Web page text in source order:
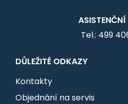
Tel.: 499
DŮLEŽITÉ ODKAZY
Kontakty
Objednání na servis